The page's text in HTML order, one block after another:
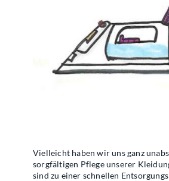
Vielleicht haben wir uns ganz
sorgfältigen Pflege unserer
sind zu einer schnellen